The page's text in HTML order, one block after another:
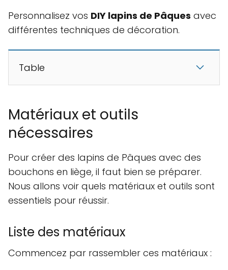
Personnalisez vos DIY lapins de Pâques avec
différentes techniques de décoration.
Table
Matériaux et outils
nécessaires
Pour créer des lapins de Pâques avec des
bouchons en liège, il faut bien se préparer.
Nous allons voir quels matériaux et outils sont
essentiels pour réussir.
Liste des matériaux
Commencez par rassembler ces matériaux :